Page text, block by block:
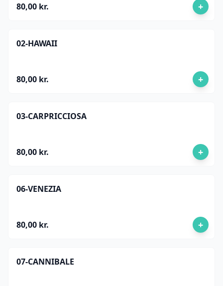
80,00 kr. +
02-HAWAII
80,00 kr. +
03-CARPRICCIOSA
80,00 kr. +
06-VENEZIA
80,00 kr. +
07-CANNIBALE